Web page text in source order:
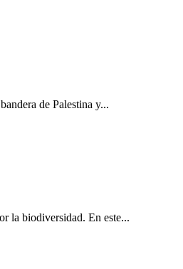
de Palestina y...
la biodiversidad. En este...